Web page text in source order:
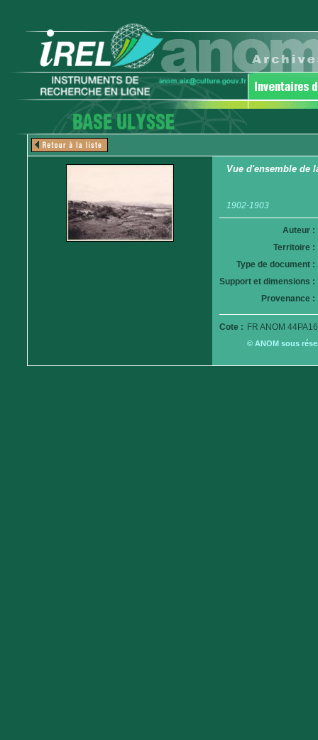
Vue d'ensemble de
1902-1903
Auteur :
Territoire :
Type de document :
Support et dimensions :
Provenance :
Cote : FR ANOM
© ANOM sous